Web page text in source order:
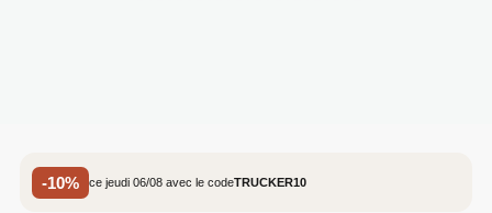
-10% ce jeudi 06/08 avec le codeTRUCKER10